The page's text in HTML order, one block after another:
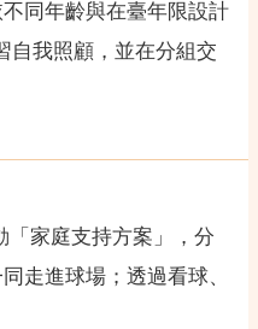
同年齡與在臺年限設計
自我照顧，並在分組交
家庭支持方案」，分
走進球場；透過看球、